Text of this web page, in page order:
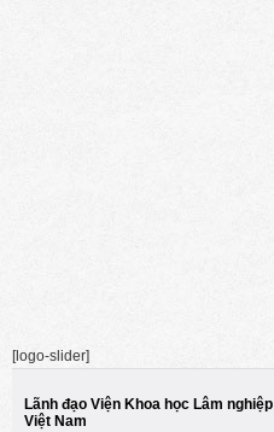
[logo-slider]
Lãnh đạo Viện Khoa học Lâm nghiệp
Việt Nam